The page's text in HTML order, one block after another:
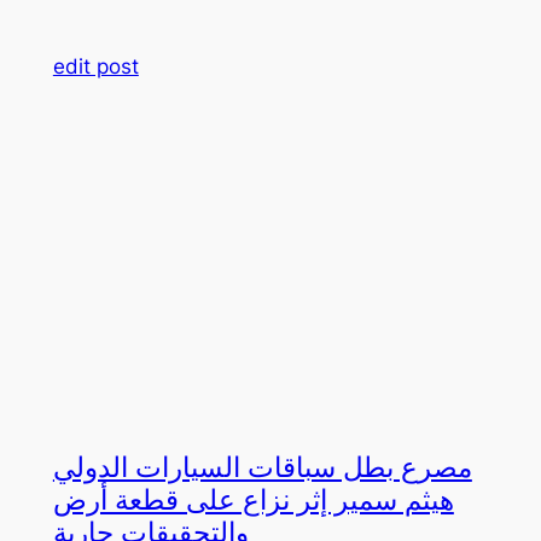
edit post
مصرع بطل سباقات السيارات الدولي
هيثم سمير إثر نزاع على قطعة أرض
والتحقيقات جارية